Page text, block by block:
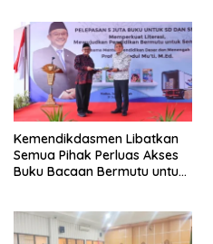
Kemendikdasmen Libatkan
Semua Pihak Perluas Akses
Buku Bacaan Bermutu untuk